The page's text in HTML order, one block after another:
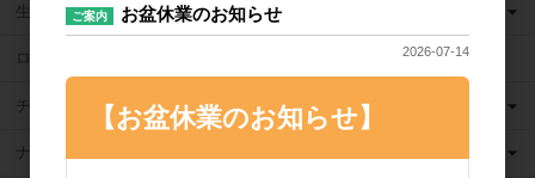
生クリーム
ロングライフ牛乳
チーズ
ナッツ
ご案内 お盆休業のお知らせ
2026-07-14
【お盆休業のお知らせ】